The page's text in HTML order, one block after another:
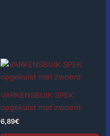
VARKENSBUIK SPEK
opgekuist met zwoerd
6,89€